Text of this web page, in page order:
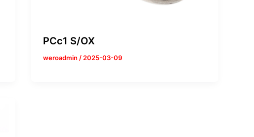
PCc1 S/OX
weroadmin/2025-03-09